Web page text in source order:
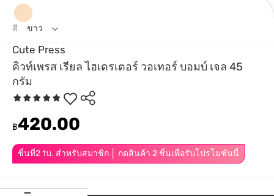
Cute Press
คิวท์เพรส เรียล ไฮเดรเตอร์ วอเทอร์ บอมบ์ เจล 45
กรัม
ชิ้นที่2 1บ. สำหรับสมาชิก │ กดสินค้า 2 ชิ้นเพื่อรับโปรโมชันนี้
฿420.00
สี ขาว